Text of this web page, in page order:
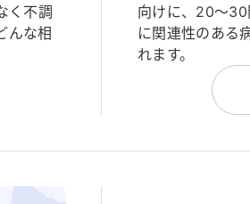
く不調
んな相
向けに、20〜30
に関連性のある
れます。